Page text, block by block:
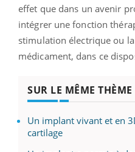
effet que dans un avenir
intégrer une fonction
stimulation électrique ou
médicament, dans ce
SUR LE MÊME THÈME
Un implant vivant et en
cartilage